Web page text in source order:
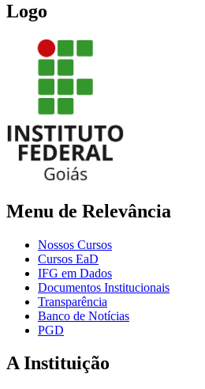
Logo
Menu de Relevância
Nossos Cursos
Cursos EaD
IFG em Dados
Documentos Institucionais
Transparência
Banco de Notícias
PGD
A Instituição